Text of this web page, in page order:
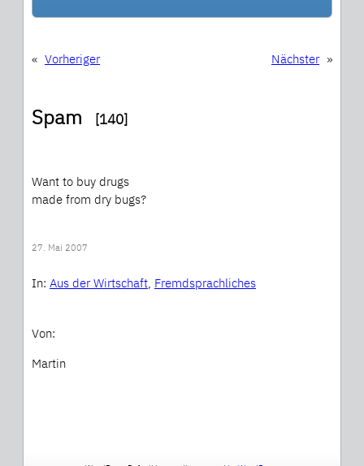
« Vorheriger Nächster »
Spam [140]
Want to buy drugs
made from dry bugs?
27. Mai 2007
In: Aus der Wirtschaft, Fremdsprachliches
Von:
Martin